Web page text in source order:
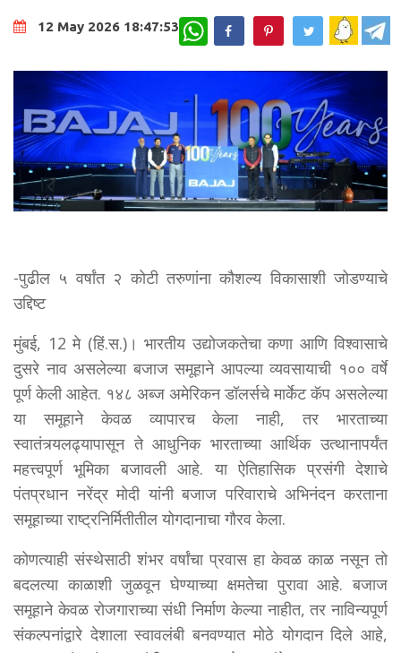
12 May 2026 18:47:53 WhatsApp
-पुढील ५ वर्षांत २ कोटी तरुणांना कौशल्य विकासाशी जोडण्याचे
उद्दिष्ट
मुंबई, 12 मे (हिं.स.)। भारतीय उद्योजकतेचा कणा आणि विश्वासाचे
दुसरे नाव असलेल्या बजाज समूहाने आपल्या व्यवसायाची १०० वर्षे
पूर्ण केली आहेत. १४८ अब्ज अमेरिकन डॉलर्सचे मार्केट कॅप असलेल्या
या समूहाने केवळ व्यापारच केला नाही, तर भारताच्या
स्वातंत्र्यलढ्यापासून ते आधुनिक भारताच्या आर्थिक उत्थानापर्यंत
महत्त्वपूर्ण भूमिका बजावली आहे. या ऐतिहासिक प्रसंगी देशाचे
पंतप्रधान नरेंद्र मोदी यांनी बजाज परिवाराचे अभिनंदन करताना
समूहाच्या राष्ट्रनिर्मितीतील योगदानाचा गौरव केला.
कोणत्याही संस्थेसाठी शंभर वर्षांचा प्रवास हा केवळ काळ नसून तो
बदलत्या काळाशी जुळवून घेण्याच्या क्षमतेचा पुरावा आहे. बजाज
समूहाने केवळ रोजगाराच्या संधी निर्माण केल्या नाहीत, तर नाविन्यपूर्ण
संकल्पनांद्वारे देशाला स्वावलंबी बनवण्यात मोठे योगदान दिले आहे,